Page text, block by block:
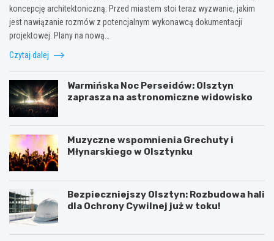
koncepcję architektoniczną. Przed miastem stoi teraz wyzwanie, jakim
jest nawiązanie rozmów z potencjalnym wykonawcą dokumentacji
projektowej. Plany na nową…
Czytaj dalej
Warmińska Noc Perseidów: Olsztyn
zaprasza na astronomiczne widowisko
Muzyczne wspomnienia Grechuty i
Młynarskiego w Olsztynku
Bezpieczniejszy Olsztyn: Rozbudowa hali
dla Ochrony Cywilnej już w toku!